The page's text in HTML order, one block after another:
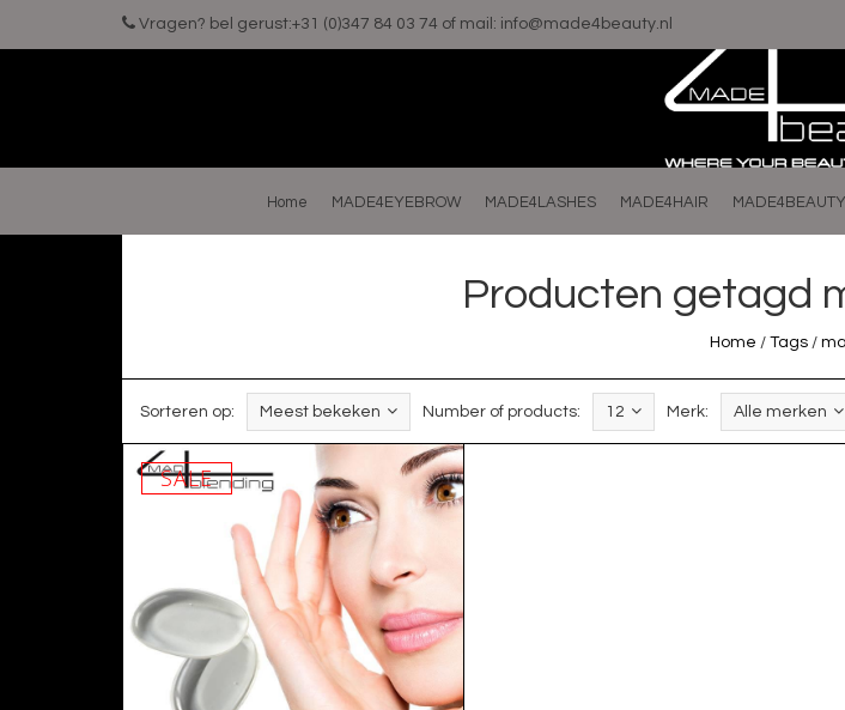
Vragen? bel gerust:+31 (0)347 84 03 74 of mail: info@made4beauty.nl
Home MADE4EYEBROW MADE4LASHES MADE4HAIR MADE4BEAUTY
Producten getagd
Home / Tags/
Sorteren op: Meest bekeken Number of products: 12 Merk: Alle merken
SALE